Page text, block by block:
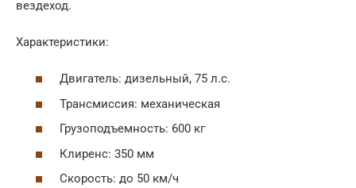
вездеход.
Характеристики:
Двигатель: дизельный, 75 л.с.
Трансмиссия: механическая
Грузоподъемность: 600 кг
Клиренс: 350 мм
Скорость: до 50 км/ч